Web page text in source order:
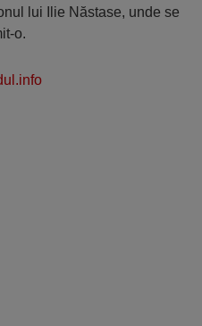
lui Ilie Năstase, unde se
o.